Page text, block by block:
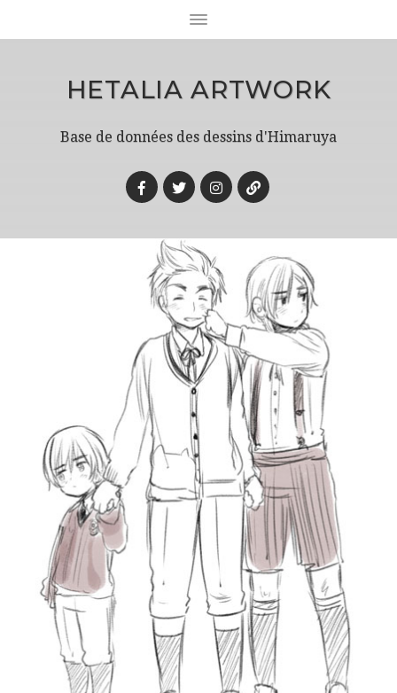
HETALIA ARTWORK
Base de données des dessins d'Himaruya